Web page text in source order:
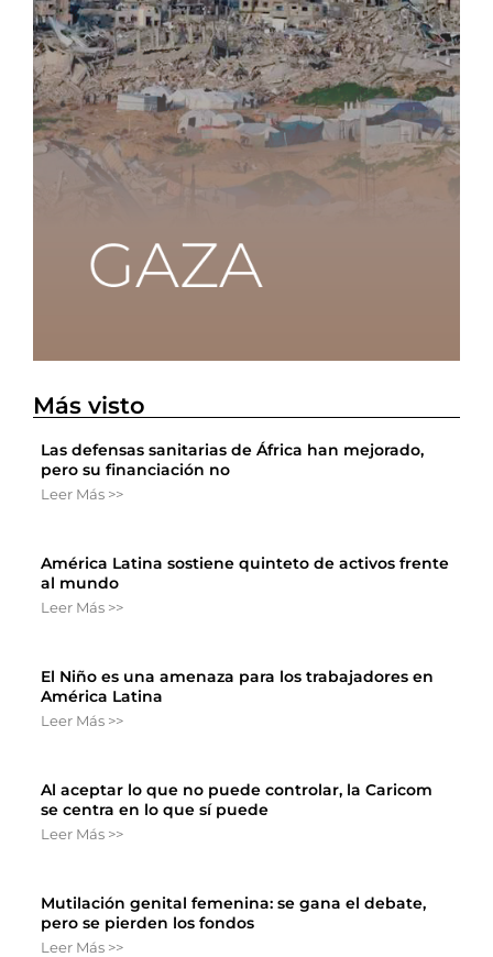
Más visto
Las defensas sanitarias de África han mejorado,
pero su financiación no
Leer Más >>
América Latina sostiene quinteto de activos frente
al mundo
Leer Más >>
El Niño es una amenaza para los trabajadores en
América Latina
Leer Más >>
Al aceptar lo que no puede controlar, la Caricom
se centra en lo que sí puede
Leer Más >>
Mutilación genital femenina: se gana el debate,
pero se pierden los fondos
Leer Más >>